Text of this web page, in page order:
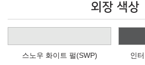
외장 색상
스노우 화이트 펄(SWP) 인